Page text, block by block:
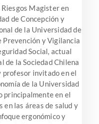
Magister en
de Concepción y
de la Universidad de
Prevención y Vigilancia
Social, actual
de la Sociedad Chilena
profesor invitado en el
de la Universidad
principalmente en el
las áreas de salud y
ergonómico y